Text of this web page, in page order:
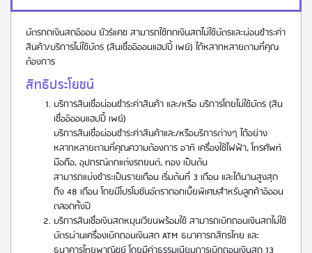
บัตรกดเงินสดอิออน ยัวร์แคช สามารถใช้กดเงินสดไม่ใช้บัตรและผ่อนชำระค่า
สินค้า/บริการไม่ใช้บัตร (สินเชื่ออิออนแฮปปี้ เพย์) ได้หลากหลายตามที่คุณ
ต้องการ
สิทธิประโยชน์
บริการสินเชื่อผ่อนชำระค่าสินค้า และ/หรือ บริการโดยไม่ใช้บัตร (สิน
เชื่ออิออนแฮปปี้ เพย์)
บริการสินเชื่อผ่อนชำระค่าสินค้าและ/หรือบริการต่างๆ ได้อย่าง
หลากหลายตามที่คุณความต้องการ อาทิ เครื่องใช้ไฟฟ้า, โทรศัพท์
มือถือ, อุปกรณ์ตกแต่งรถยนต์, ทอง เป็นต้น
สามารถแบ่งชำระเป็นรายเดือน เริ่มต้นที่ 3 เดือน และได้นานสูงสุด
ถึง 48 เดือน โดยมีโปรโมชันอัตราดอกเบี้ยพิเศษสำหรับลูกค้าอิออน
ตลอดทั้งปี
บริการสินเชื่อเงินสดหมุนเวียนพร้อมใช้ สามารถเบิกถอนเงินสดไม่ใช้
บัตรผ่านเครื่องเบิกถอนเงินสด ATM ธนาคารกสิกรไทย และ